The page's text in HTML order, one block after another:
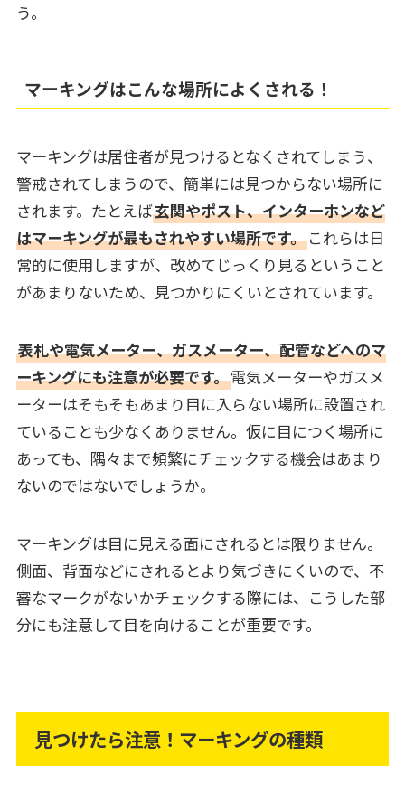
う。
マーキングはこんな場所によくされる！
マーキングは居住者が見つけるとなくされてしまう、
警戒されてしまうので、簡単には見つからない場所に
されます。たとえば玄関やポスト、インターホンなど
はマーキングが最もされやすい場所です。これらは日
常的に使用しますが、改めてじっくり見るということ
があまりないため、見つかりにくいとされています。
表札や電気メーター、ガスメーター、配管などへのマ
ーキングにも注意が必要です。電気メーターやガスメ
ーターはそもそもあまり目に入らない場所に設置され
ていることも少なくありません。仮に目につく場所に
あっても、隅々まで頻繁にチェックする機会はあまり
ないのではないでしょうか。
マーキングは目に見える面にされるとは限りません。
側面、背面などにされるとより気づきにくいので、不
審なマークがないかチェックする際には、こうした部
分にも注意して目を向けることが重要です。
見つけたら注意！マーキングの種類